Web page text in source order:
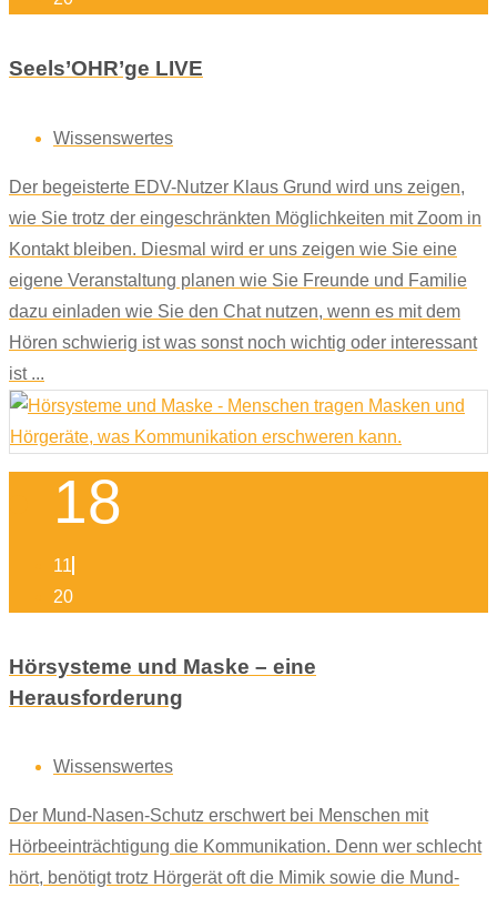
Seels’OHR’ge LIVE
Wissenswertes
Der begeisterte EDV-Nutzer Klaus Grund wird uns zeigen,
wie Sie trotz der eingeschränkten Möglichkeiten mit Zoom in
Kontakt bleiben. Diesmal wird er uns zeigen wie Sie eine
eigene Veranstaltung planen wie Sie Freunde und Familie
dazu einladen wie Sie den Chat nutzen, wenn es mit dem
Hören schwierig ist was sonst noch wichtig oder interessant
ist ...
18
11
20
Hörsysteme und Maske – eine
Herausforderung
Wissenswertes
Der Mund-Nasen-Schutz erschwert bei Menschen mit
Hörbeeinträchtigung die Kommunikation. Denn wer schlecht
hört, benötigt trotz Hörgerät oft die Mimik sowie die Mund-